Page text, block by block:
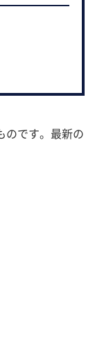
のです。最新の